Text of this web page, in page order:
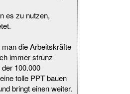
es zu nutzen,
die Arbeitskräfte
immer strunz
100.000
tolle PPT bauen
bringt einen weiter.